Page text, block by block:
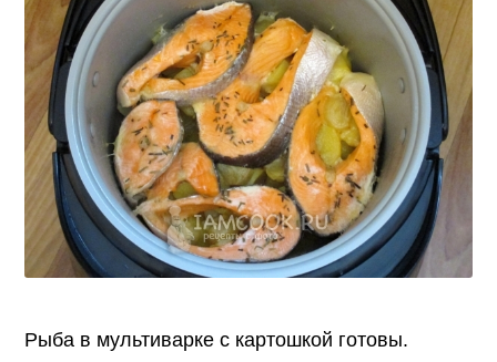
Рыба в мультиварке с картошкой готовы.